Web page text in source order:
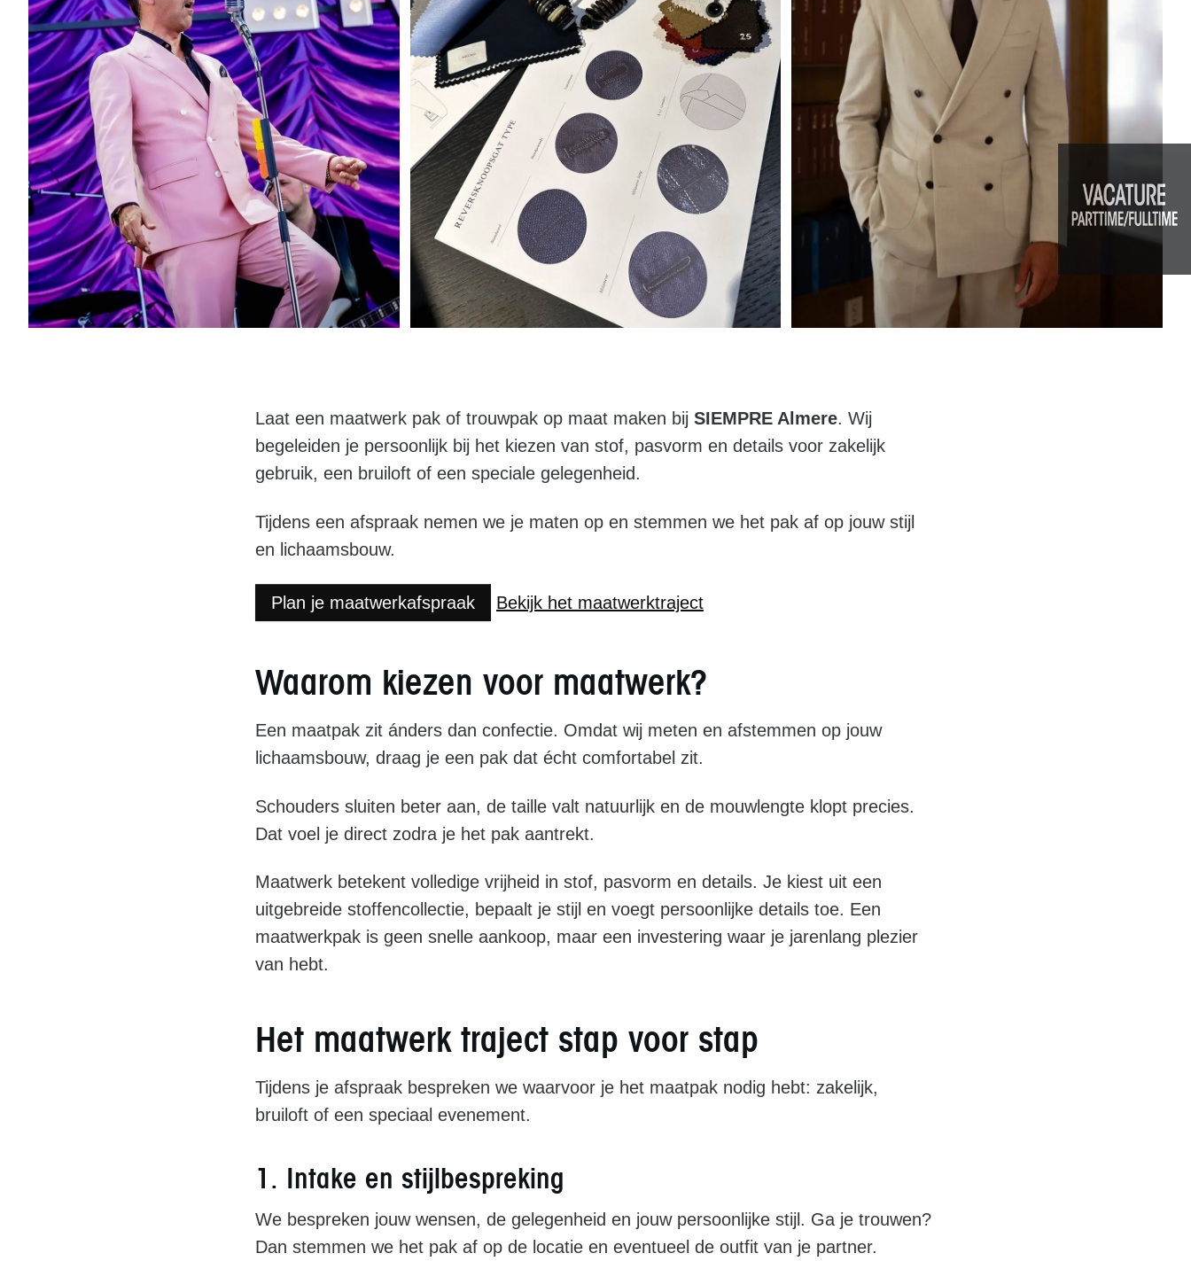
Laat een maatwerk pak of trouwpak op maat maken bij SIEMPRE Almere. Wij
begeleiden je persoonlijk bij het kiezen van stof, pasvorm en details voor zakelijk
gebruik, een bruiloft of een speciale gelegenheid.
Tijdens een afspraak nemen we je maten op en stemmen we het pak af op jouw stijl
en lichaamsbouw.
Plan je maatwerkafspraak Bekijk het maatwerktraject
Waarom kiezen voor maatwerk?
Een maatpak zit ánders dan confectie. Omdat wij meten en afstemmen op jouw
lichaamsbouw, draag je een pak dat écht comfortabel zit.
Schouders sluiten beter aan, de taille valt natuurlijk en de mouwlengte klopt precies.
Dat voel je direct zodra je het pak aantrekt.
Maatwerk betekent volledige vrijheid in stof, pasvorm en details. Je kiest uit een
uitgebreide stoffencollectie, bepaalt je stijl en voegt persoonlijke details toe. Een
maatwerkpak is geen snelle aankoop, maar een investering waar je jarenlang plezier
van hebt.
Het maatwerk traject stap voor stap
Tijdens je afspraak bespreken we waarvoor je het maatpak nodig hebt: zakelijk,
bruiloft of een speciaal evenement.
1. Intake en stijlbespreking
We bespreken jouw wensen, de gelegenheid en jouw persoonlijke stijl. Ga je trouwen?
Dan stemmen we het pak af op de locatie en eventueel de outfit van je partner.